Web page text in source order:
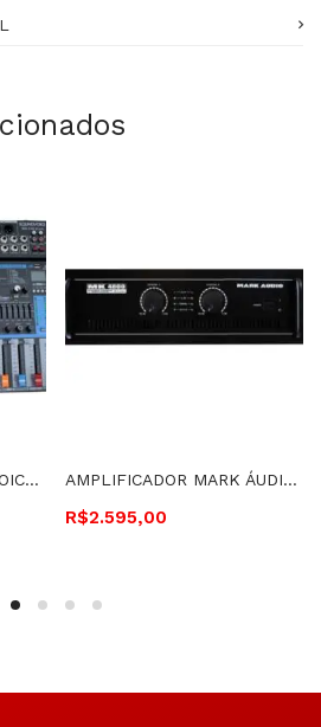
MESA DE SOM SOUNDVOICE 12 CANAIS EF E EQ – MS122 PLUS 2493 AMPLIFICADOR MARK ÁUDIO 800 WATTS RMS 4 OHMS – MK4800
R$2.595,00